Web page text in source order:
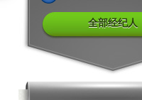
全部经纪人